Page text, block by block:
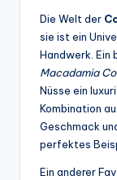
Die Welt der
sie ist ein
Handwerk.
Macadamia
Nüsse ein
Kombination
Geschmack
perfektes
Ein anderer